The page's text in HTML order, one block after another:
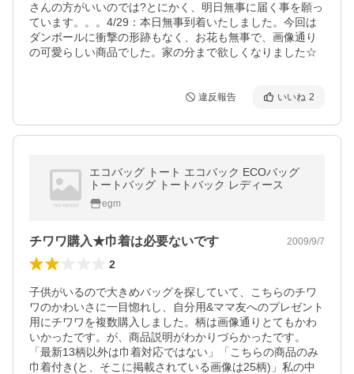
さんの方がいいのでは?とにかく、明日無事に届く事を願っ
ています。。。4/29：本日無事到着いたしました。今回は
ダンボールに衝撃の形跡もなく、お花も無事で、画像通り
の可愛らしい商品でした。家の分まで欲しくなりました☆
違反報告 いいね 2
エコバッグ トート エコバック ECOバッグ
トートバッグ トートバック レディース
egm
チワワ購入★巾着は必要ないです 2009/9/7
2
子供がいるので大きめバッグを探していて、こちらのチワ
ワのかわいさに一目惚れし、自分用&ママ友へのプレゼント
用にチワワを複数購入しました。柄は画像通りとてもかわ
いかったです。が、商品説明がわかりづらかったです。
「最新13柄以外は巾着対応ではない」「こちらの商品のみ
巾着付き(と、そこに掲載されている画像は25柄)」私の中